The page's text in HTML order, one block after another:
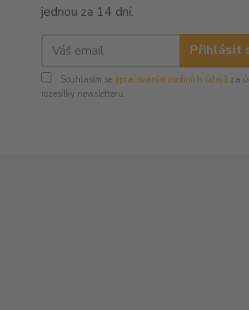
jednou za 14 dní.
Přihlásit
Souhlasím se zpracováním osobních údajů za
rozesílky newsletteru.